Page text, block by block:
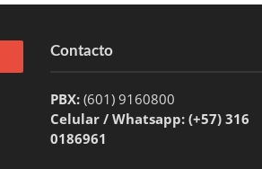
Contacto
PBX: (601) 9160800
Celular / Whatsapp: (+57) 316
0186961